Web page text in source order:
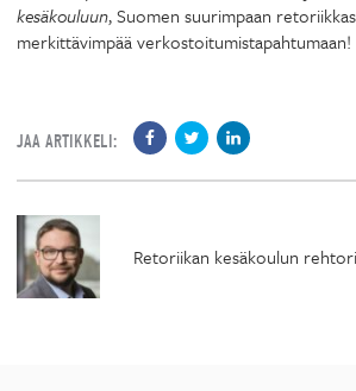
kesäkouluun, Suomen suurimpaan
merkittävimpää verkostoitumistapahtumaan!
JAA ARTIKKELI:
Retoriikan kesäkoulun rehtori